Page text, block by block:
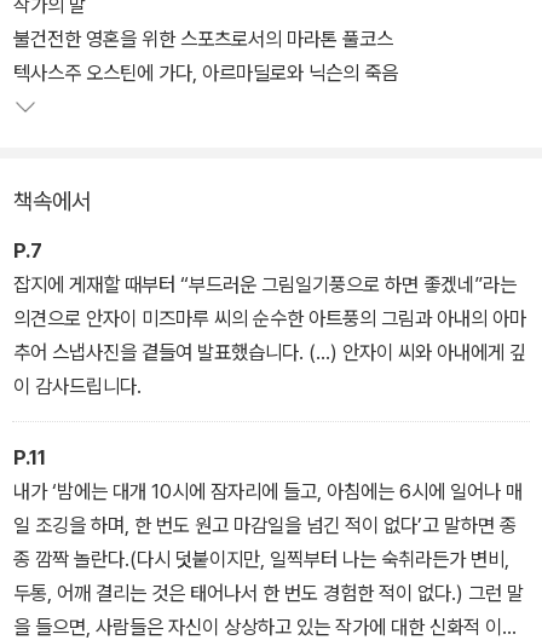
고양이에 대한 소식, 중국과 몽골을 여행할 때 곤혹스러웠던 음식 알
레르기 같은 일상의 단상을 담았다.
있기 때문이다. 특히 『이렇게 작지만 확실한 행복』은 자신의 문학관
이라든가 현실에 대한 입장을 밝히고 있는 이전의 수필집들과 달리
생활인으로서의 모습을 부각시켜, 작가가 아닌 인간 하루키의 일상을
엿볼 수 있다
불건전한 영혼을 위한 스포츠로서의 마라톤 풀코스
텍사스주 오스틴에 가다, 아르마딜로와 닉슨의 죽음
책속에서
P.7
잡지에 게재할 때부터 “부드러운 그림일기풍으로 하면 좋겠네”라는
의견으로 안자이 미즈마루 씨의 순수한 아트풍의 그림과 아내의 아마
추어 스냅사진을 곁들여 발표했습니다. (…) 안자이 씨와 아내에게 깊
이 감사드립니다.
P.11
내가 ‘밤에는 대개 10시에 잠자리에 들고, 아침에는 6시에 일어나 매
일 조깅을 하며, 한 번도 원고 마감일을 넘긴 적이 없다’고 말하면 종
종 깜짝 놀란다.(다시 덧붙이지만, 일찍부터 나는 숙취라든가 변비,
두통, 어깨 결리는 것은 태어나서 한 번도 경험한 적이 없다.) 그런 말
을 들으면, 사람들은 자신이 상상하고 있는 작가에 대한 신화적 이미